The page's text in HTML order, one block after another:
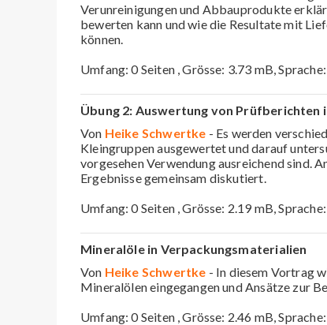
Verunreinigungen und Abbauprodukte
bewerten kann und wie die Resultate mit
können.
Umfang: 0 Seiten , Grösse: 3.73 mB,
Übung 2: Auswertung von Prüfberichten
Von Heike Schwertke - Es werden
Kleingruppen ausgewertet und darauf
vorgesehen Verwendung ausreichend sind.
Ergebnisse gemeinsam diskutiert.
Umfang: 0 Seiten , Grösse: 2.19 mB,
Mineralöle in Verpackungsmaterialien
Von Heike Schwertke - In diesem Vortrag
Mineralölen eingegangen und Ansätze zur
Umfang: 0 Seiten , Grösse: 2.46 mB,